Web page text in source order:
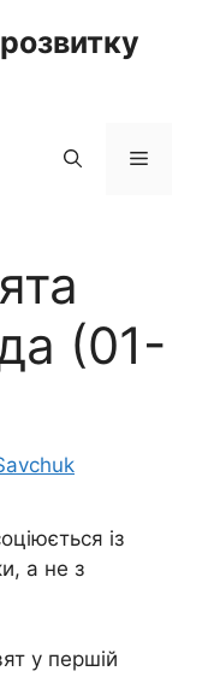
Меню
(01-
із
а не з
у першій